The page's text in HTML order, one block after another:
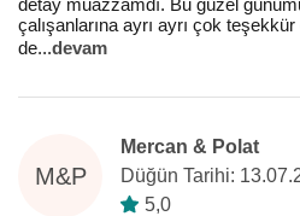
detay muazzamdı. Bu güzel
çalışanlarına ayrı ayrı çok
de...devam
M&P
Mercan & Polat
Düğün Tarihi:
5,0